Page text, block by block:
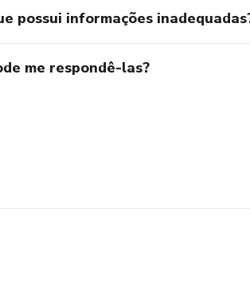
possui informações
me respondê-las?